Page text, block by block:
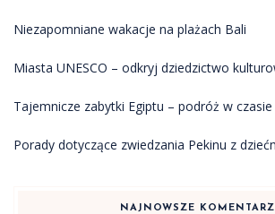
Niezapomniane wakacje na plażach Bali
Miasta UNESCO – odkryj dziedzictwo
Tajemnicze zabytki Egiptu – podróż w czasie
Porady dotyczące zwiedzania Pekinu z
NAJNOWSZE